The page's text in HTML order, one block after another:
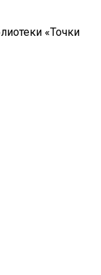
«Точки